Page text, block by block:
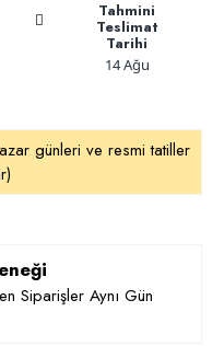
Tahmini
Teslimat
Tarihi
14 Ağu
günleri ve resmi tatiller
Siparişler Aynı Gün